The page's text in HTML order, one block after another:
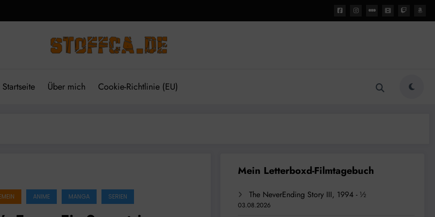
Startseite Über mich Cookie-Richtlinie (EU)
ANIME MANGA SERIEN The NeverEnding Story III, 1994 - ½
03.08.2026